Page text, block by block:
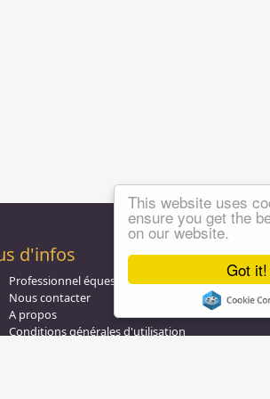
Got it!
This website uses
ensure you get the
on our website.
d'infos
Professionnel équestre, Inscrivez-vous !
Nous contacter
A propos
Conditions générales d'utilisation